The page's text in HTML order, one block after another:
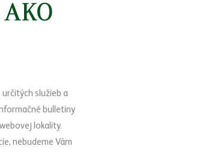
služieb a
bulletiny
lokality.
nebudeme Vám